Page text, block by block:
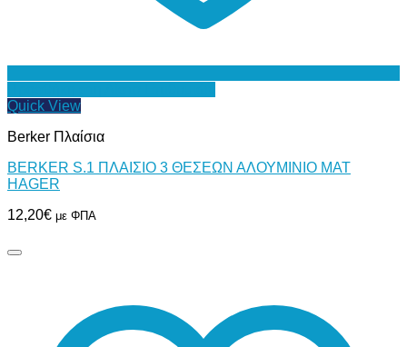
Quick View
Berker Πλαίσια
BERKER S.1 ΠΛΑΙΣΙΟ 3 ΘΕΣΕΩΝ ΑΛΟΥΜΙΝΙΟ MAT
HAGER
12,20€ με ΦΠΑ